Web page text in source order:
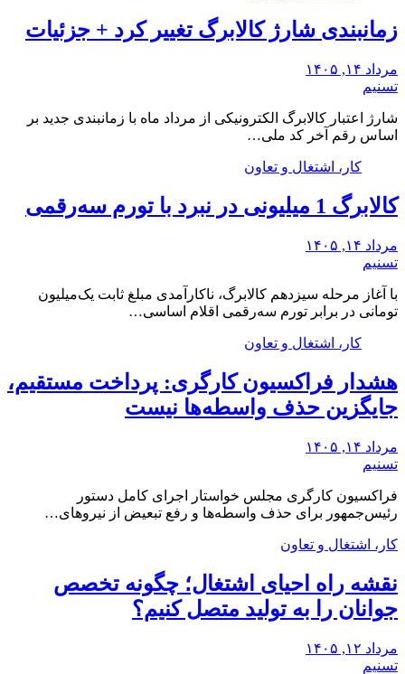
زمانبندی شارژ کالابرگ تغییر کرد + جزئیات
مرداد ۱۴, ۱۴۰۵
تسنیم
شارژ اعتبار کالابرگ الکترونیکی از مرداد ماه با زمانبندی جدید بر
اساس رقم آخر کد ملی…
کار، اشتغال و تعاون
کالابرگ 1 میلیونی در نبرد با تورم سه‌رقمی
مرداد ۱۴, ۱۴۰۵
تسنیم
با آغاز مرحله سیزدهم کالابرگ، ناکارآمدی مبلغ ثابت یک‌میلیون
تومانی در برابر تورم سه‌رقمی اقلام اساسی…
کار، اشتغال و تعاون
هشدار فراکسیون کارگری: پرداخت مستقیم،
جایگزین حذف واسطه‌ها نیست
مرداد ۱۴, ۱۴۰۵
تسنیم
فراکسیون کارگری مجلس خواستار اجرای کامل دستور
رئیس‌جمهور برای حذف واسطه‌ها و رفع تبعیض از نیروهای…
کار، اشتغال و تعاون
نقشه راه احیای اشتغال؛ چگونه تخصص
جوانان را به تولید متصل کنیم؟
مرداد ۱۲, ۱۴۰۵
تسنیم